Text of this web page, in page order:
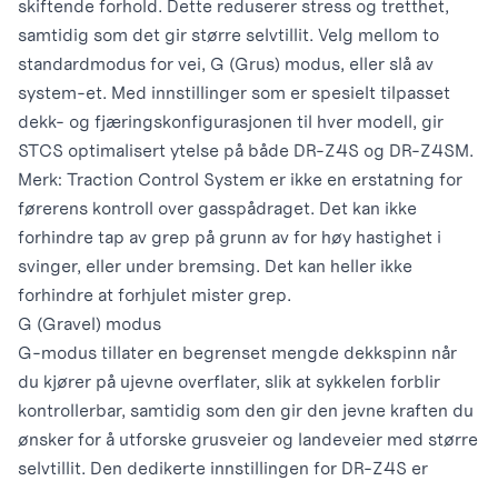
skiftende forhold. Dette reduserer stress og tretthet,
samtidig som det gir større selvtillit. Velg mellom to
standardmodus for vei, G (Grus) modus, eller slå av
system-et. Med innstillinger som er spesielt tilpasset
dekk- og fjæringskonfigurasjonen til hver modell, gir
STCS optimalisert ytelse på både DR-Z4S og DR-Z4SM.
Merk: Traction Control System er ikke en erstatning for
førerens kontroll over gasspådraget. Det kan ikke
forhindre tap av grep på grunn av for høy hastighet i
svinger, eller under bremsing. Det kan heller ikke
forhindre at forhjulet mister grep.
G (Gravel) modus
G-modus tillater en begrenset mengde dekkspinn når
du kjører på ujevne overflater, slik at sykkelen forblir
kontrollerbar, samtidig som den gir den jevne kraften du
ønsker for å utforske grusveier og landeveier med større
selvtillit. Den dedikerte innstillingen for DR-Z4S er